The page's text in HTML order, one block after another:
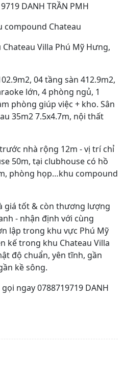
DANH TRẦN PMH
compound Chateau
Villa Phú Mỹ Hưng,
04 tầng sàn 412.9m2,
lớn, 4 phòng ngủ, 1
phòng giúp việc + kho. Sân
35m2 7.5x4.7m, nội thất
nhà rộng 12m - vị trí chỉ
50m, tại clubhouse có hồ
phòng họp…khu compound
giá tốt & còn thương lượng
- nhận định với cùng
lập trong khu vực Phú Mỹ
kế trong khu Chateau Villa
độ chuẩn, yên tĩnh, gần
kề sông.
ngay 0788719719 DANH